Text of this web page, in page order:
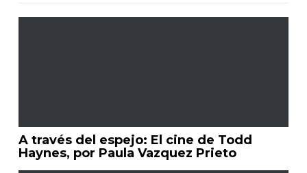
A través del espejo: El cine de Todd
Haynes, por Paula Vazquez Prieto